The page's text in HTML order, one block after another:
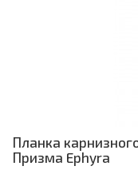
Планка
Призма Ephyra